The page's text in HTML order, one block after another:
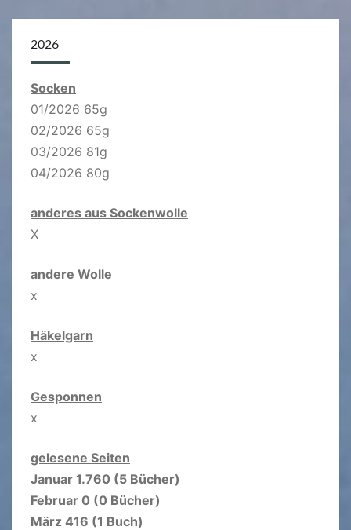
2026
Socken
01/2026 65g
02/2026 65g
03/2026 81g
04/2026 80g
anderes aus Sockenwolle
X
andere Wolle
x
Häkelgarn
x
Gesponnen
x
gelesene Seiten
Januar 1.760 (5 Bücher)
Februar 0 (0 Bücher)
März 416 (1 Buch)